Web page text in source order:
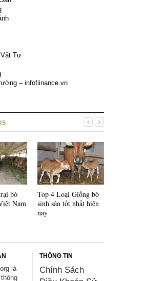
Tư
– infofiinance.vn
bò
Nam
Top 4 Loại Giống bò
sinh sản tốt nhất hiện
nay
là
THÔNG TIN
Chính Sách